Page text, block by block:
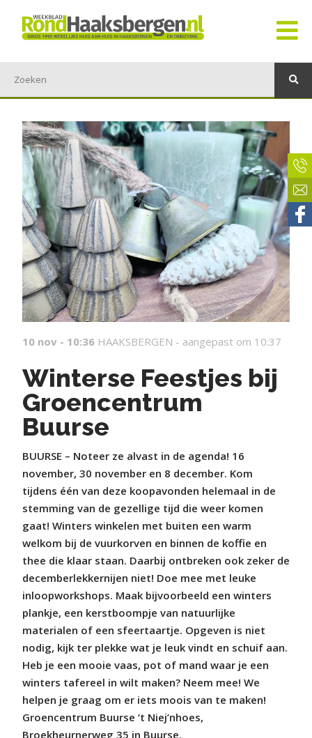
10 nov - 10:36 HAAKSBERGEN - aangepast om 10:37
Winterse Feestjes bij
Groencentrum
Buurse
BUURSE – Noteer ze alvast in de agenda! 16
november, 30 november en 8 december. Kom
tijdens één van deze koopavonden helemaal in de
stemming van de gezellige tijd die weer komen
gaat! Winters winkelen met buiten een warm
welkom bij de vuurkorven en binnen de koffie en
thee die klaar staan. Daarbij ontbreken ook zeker de
decemberlekkernijen niet! Doe mee met leuke
inloopworkshops. Maak bijvoorbeeld een winters
plankje, een kerstboompje van natuurlijke
materialen of een sfeertaartje. Opgeven is niet
nodig, kijk ter plekke wat je leuk vindt en schuif aan.
Heb je een mooie vaas, pot of mand waar je een
winters tafereel in wilt maken? Neem mee! We
helpen je graag om er iets moois van te maken!
Groencentrum Buurse ‘t Niej’nhoes,
Broekheurnerweg 35 in Buurse.